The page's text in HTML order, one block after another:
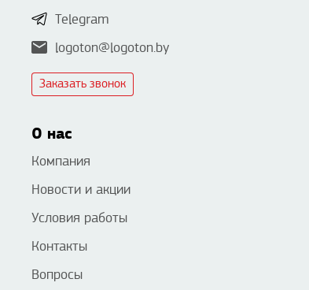
Telegram
logoton@logoton.by
Заказать звонок
О нас
Компания
Новости и акции
Условия работы
Контакты
Вопросы